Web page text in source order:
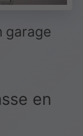
garage
en